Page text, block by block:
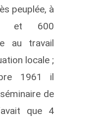
peuplée, à
et 600
au travail
locale ;
1961 il
de
que 4